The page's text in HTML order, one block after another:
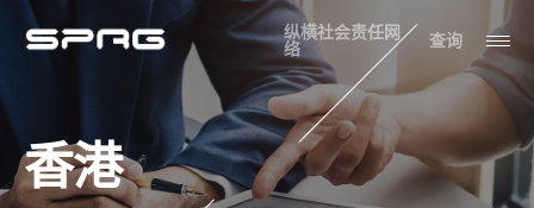
纵横社会责任网
络 查询
香港